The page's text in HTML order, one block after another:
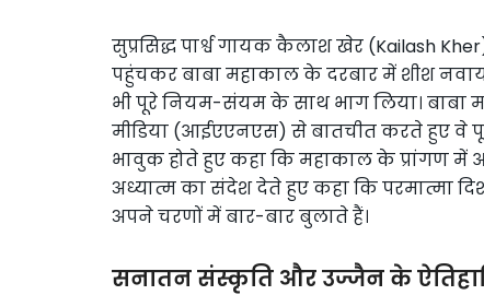
सुप्रसिद्ध पार्श्व गायक कैलाश खेर (Kailash
पहुंचकर बाबा महाकाल के दरबार में शीश
भी पूरे नियम-संयम के साथ भाग लिया।
मीडिया (आईएएनएस) से बातचीत करते हुए वे
भावुक होते हुए कहा कि महाकाल के प्रांगण में
अध्यात्म का संदेश देते हुए कहा कि परमात्मा
अपने चरणों में बार-बार बुलाते हैं।
सनातन संस्कृति और उज्जैन के